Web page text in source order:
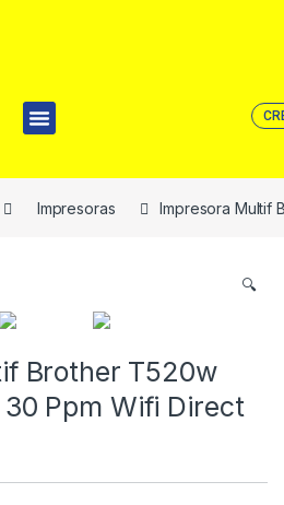
Impresoras Impresora Multif
🔍
Brother T520w
Ppm Wifi Direct